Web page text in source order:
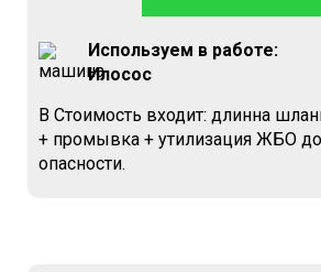
Используем в работе:
Илосос
В Стоимость входит: длинна
+ промывка + утилизация ЖБО до
опасности.